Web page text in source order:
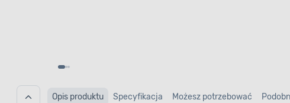
Opis produktu Specyfikacja Możesz potrzebować